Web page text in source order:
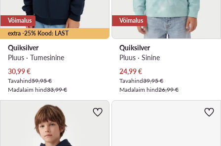
extra -25% Kood: LAST
Võimalus
Quiksilver
Pluus · Tumesinine
Praegune hind
30,99€
Tavahind59,95 €
Madalaim hind33,99 €
Võimalus
Quiksilver
Pluus · Sinine
Praegune hind
24,99€
Tavahind39,95 €
Madalaim hind26,99 €